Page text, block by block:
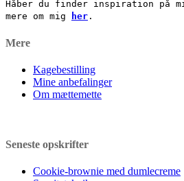
Håber du finder inspiration på
mere om mig
her .
Mere
Kagebestilling
Mine anbefalinger
Om mættemette
Seneste opskrifter
Cookie-brownie med dumlecreme